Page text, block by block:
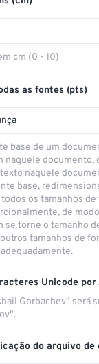
cm (0 - 10)
as fontes (pts)
base de um
naquele documento,
naquele
base,
os tamanhos de
de
se torne o tamanho
tamanhos de
Unicode por
Gorbachev" será
do arquivo de